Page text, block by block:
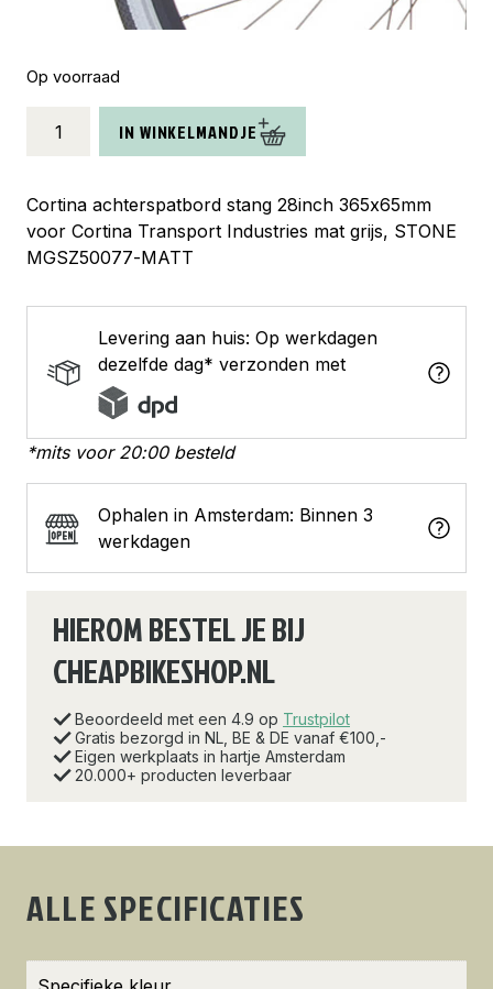
Op voorraad
spatbordstang
28
U4
stone
aantal
IN WINKELMANDJE
Cortina achterspatbord stang 28inch 365x65mm
voor Cortina Transport Industries mat grijs, STONE
MGSZ50077-MATT
Levering aan huis: Op werkdagen
dezelfde dag* verzonden met
*mits voor 20:00 besteld
Ophalen in Amsterdam: Binnen 3
werkdagen
HIEROM BESTEL JE BIJ
CHEAPBIKESHOP.NL
Beoordeeld met een 4.9 op Trustpilot
Gratis bezorgd in NL, BE & DE vanaf €100,-
Eigen werkplaats in hartje Amsterdam
20.000+ producten leverbaar
ALLE SPECIFICATIES